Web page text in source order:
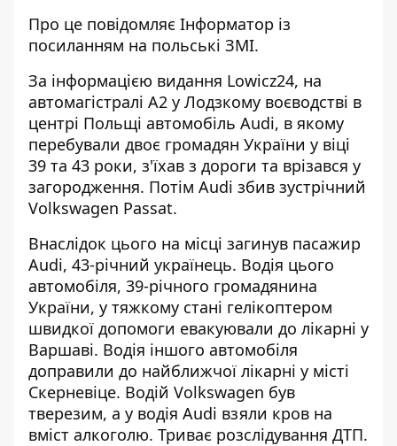
Про це повідомляє Інформатор із
посиланням на польські ЗМІ.
За інформацією видання Lowicz24, на
автомагістралі А2 у Лодзкому воєводстві в
центрі Польщі автомобіль Audi, в якому
перебували двоє громадян України у віці
39 та 43 роки, з'їхав з дороги та врізався у
загородження. Потім Audi збив зустрічний
Volkswagen Passat.
Внаслідок цього на місці загинув пасажир
Audi, 43-річний українець. Водія цього
автомобіля, 39-річного громадянина
України, у тяжкому стані гелікоптером
швидкої допомоги евакуювали до лікарні у
Варшаві. Водія іншого автомобіля
доправили до найближчої лікарні у місті
Скерневіце. Водій Volkswagen був
тверезим, а у водія Audi взяли кров на
вміст алкоголю. Триває розслідування ДТП.